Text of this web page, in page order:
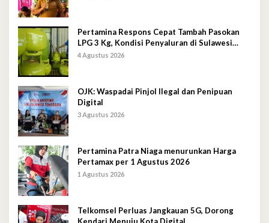
Pertamina Respons Cepat Tambah Pasokan
LPG 3 Kg, Kondisi Penyaluran di Sulawesi
Selatan Berlangsung Kondusif
4 Agustus 2026
OJK: Waspadai Pinjol Ilegal dan Penipuan
Digital
3 Agustus 2026
Pertamina Patra Niaga menurunkan Harga
Pertamax per 1 Agustus 2026
1 Agustus 2026
Telkomsel Perluas Jangkauan 5G, Dorong
Kendari Menuju Kota Digital